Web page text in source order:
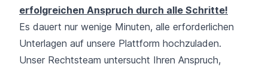
erfolgreichen Anspruch durch alle Schritte!
Es dauert nur wenige Minuten, alle erforderlichen
Unterlagen auf unsere Plattform hochzuladen.
Unser Rechtsteam untersucht Ihren Anspruch,